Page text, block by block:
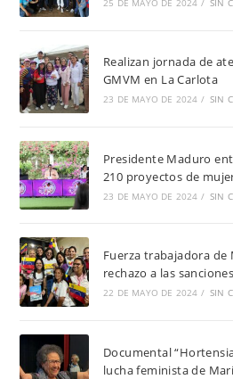
25 DE MAYO DE 2024 / SIN
Realizan jornada de
GMVM en La Carlota
23 DE MAYO DE 2024 / SIN
Presidente Maduro
210 proyectos de
23 DE MAYO DE 2024 / SIN
Fuerza trabajadora
rechazo a las sanciones
22 DE MAYO DE 2024 / SIN
Documental
lucha feminista de